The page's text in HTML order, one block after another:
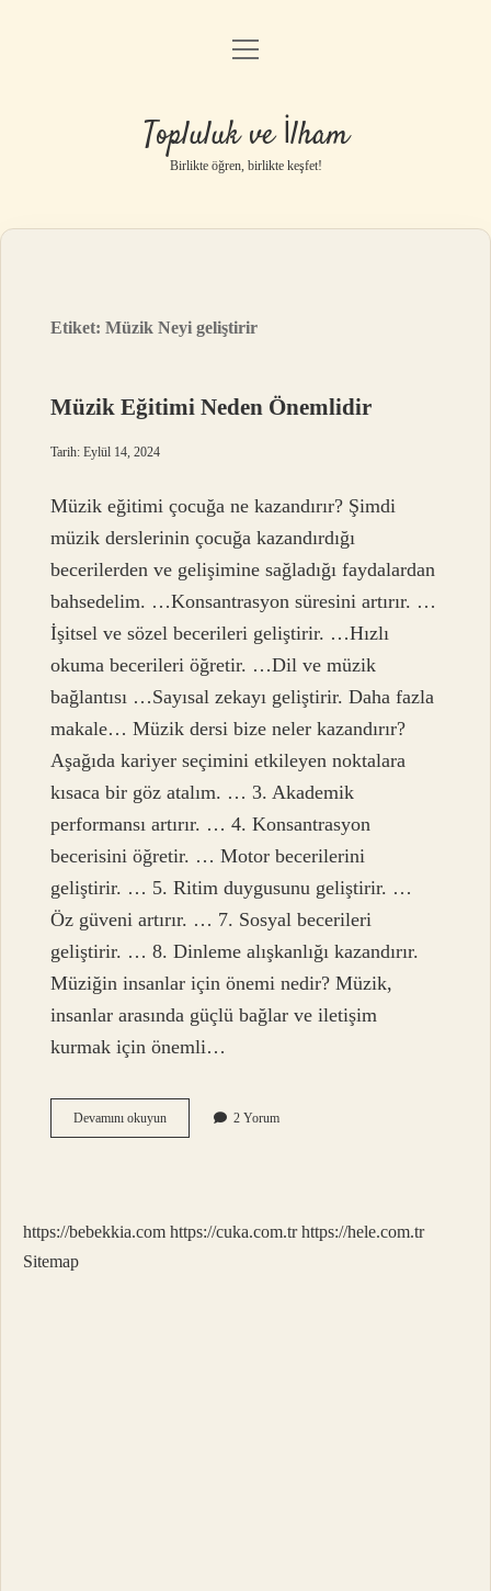
Anasayfa
Gizlilik Politikası
Yasal Uyarı
menüyü
Topluluk ve İlham
Birlikte öğren, birlikte keşfet!
Etiket:Müzik Neyi geliştirir
Müzik Eğitimi Neden Önemlidir
Tarih: Eylül 14, 2024
Müzik eğitimi çocuğa ne kazandırır? Şimdi
müzik derslerinin çocuğa kazandırdığı
becerilerden ve gelişimine sağladığı faydalardan
bahsedelim. …Konsantrasyon süresini artırır. …
İşitsel ve sözel becerileri geliştirir. …Hızlı
okuma becerileri öğretir. …Dil ve müzik
bağlantısı …Sayısal zekayı geliştirir. Daha fazla
makale… Müzik dersi bize neler kazandırır?
Aşağıda kariyer seçimini etkileyen noktalara
kısaca bir göz atalım. … 3. Akademik
performansı artırır. … 4. Konsantrasyon
becerisini öğretir. … Motor becerilerini
geliştirir. … 5. Ritim duygusunu geliştirir. …
Öz güveni artırır. … 7. Sosyal becerileri
geliştirir. … 8. Dinleme alışkanlığı kazandırır.
Müziğin insanlar için önemi nedir? Müzik,
insanlar arasında güçlü bağlar ve iletişim
kurmak için önemli…
Devamını okuyunMüzik
Eğitimi
2 Yorum
https://bebekkia.com https://cuka.com.tr https://hele.com.tr
Sitemap